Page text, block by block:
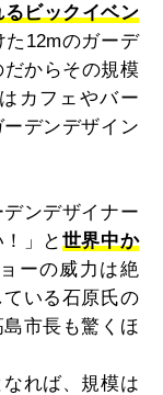
ビックイベン
た 12mのガーデ
からその規模
カフェやバー
デンデザイン
ンデザイナー
」と 世界中か
ーの威力は絶
いる石原氏の
市長も驚くほ
れば、規模は